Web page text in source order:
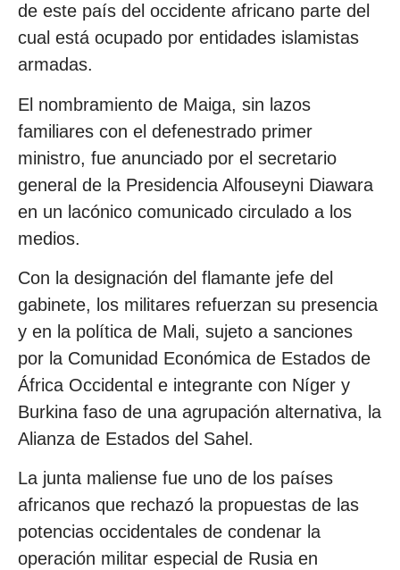
de este país del occidente africano parte del
cual está ocupado por entidades islamistas
armadas.
El nombramiento de Maiga, sin lazos
familiares con el defenestrado primer
ministro, fue anunciado por el secretario
general de la Presidencia Alfouseyni Diawara
en un lacónico comunicado circulado a los
medios.
Con la designación del flamante jefe del
gabinete, los militares refuerzan su presencia
y en la política de Mali, sujeto a sanciones
por la Comunidad Económica de Estados de
África Occidental e integrante con Níger y
Burkina faso de una agrupación alternativa, la
Alianza de Estados del Sahel.
La junta maliense fue uno de los países
africanos que rechazó la propuestas de las
potencias occidentales de condenar la
operación militar especial de Rusia en